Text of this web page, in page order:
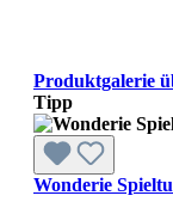
Produktgalerie
Tipp
Wonderie